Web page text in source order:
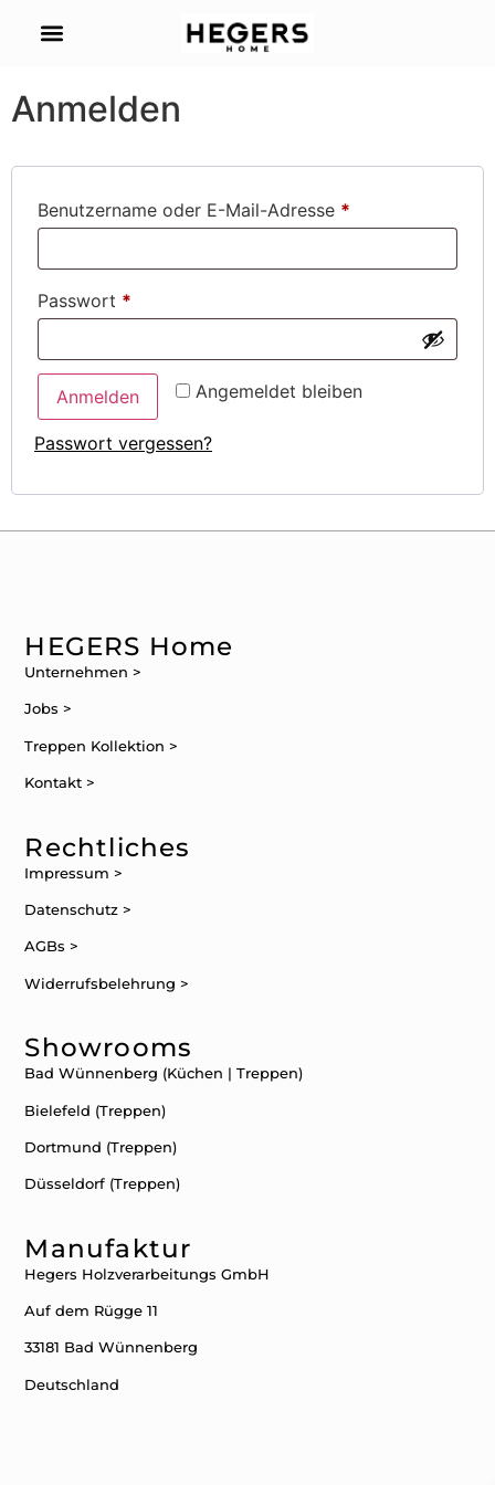
Mein Konto
Anmelden
Benutzername oder E-Mail-Adresse *
Passwort *
Angemeldet bleiben
Anmelden
Passwort vergessen?
HEGERS Home
Unternehmen >
Jobs >
Treppen Kollektion >
Kontakt >
Rechtliches
Impressum >
Datenschutz >
AGBs >
Widerrufsbelehrung >
Showrooms
Bad Wünnenberg (Küchen | Treppen)
Bielefeld (Treppen)
Dortmund (Treppen)
Düsseldorf (Treppen)
Manufaktur
Hegers Holzverarbeitungs GmbH
Auf dem Rügge 11
33181 Bad Wünnenberg
Deutschland